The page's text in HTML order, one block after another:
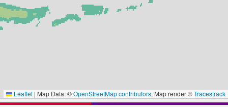
Leaflet | Map Data: ©OpenStreetMap contributors; Map render ©Tracestrack